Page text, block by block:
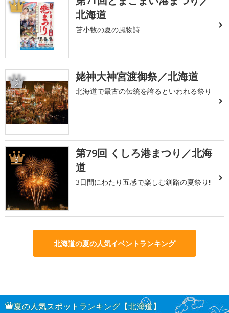
1
北海道
苫小牧の夏の風物詩
2 姥神大神宮渡御祭／北海道
北海道で最古の伝統を誇るといわれる祭り
3
第79回 くしろ港まつり／北海
道
3日間にわたり五感で楽しむ釧路の夏祭り!!
北海道の夏の人気イベントランキング
夏の人気スポットランキング【北海道】